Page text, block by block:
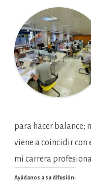
para hacer balance;
viene a coincidir con
mi carrera
Ayúdanos a su difusión: